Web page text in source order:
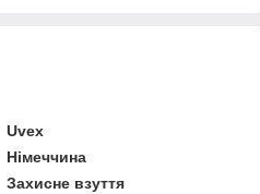
Uvex
Німеччина
Захисне взуття